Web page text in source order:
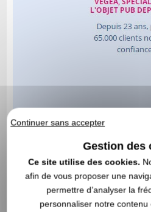
Continuer sans accepter
Gestion des
Ce site utilise des cookies.
afin de vous proposer une
permettre d’analyser la
personnaliser notre contenu